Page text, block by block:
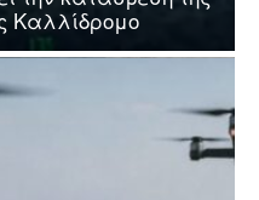
Καλλίδρομο